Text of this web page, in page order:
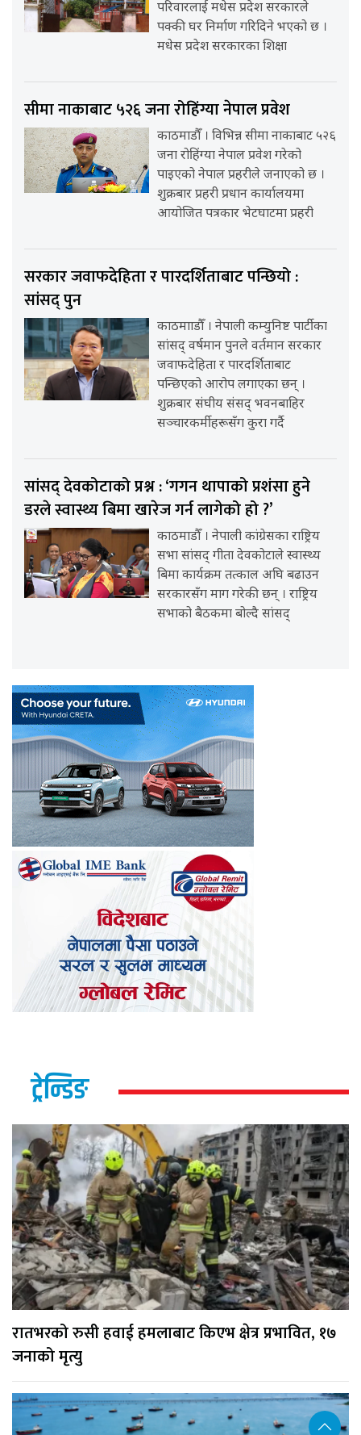
परिवारलाई मधेस प्रदेश सरकारले
पक्की घर निर्माण गरिदिने भएको छ ।
मधेस प्रदेश सरकारका शिक्षा
सीमा नाकाबाट ५२६ जना रोहिंग्या नेपाल प्रवेश
काठमाडौँ । विभिन्न सीमा नाकाबाट ५२६
जना रोहिंग्या नेपाल प्रवेश गरेको
पाइएको नेपाल प्रहरीले जनाएको छ ।
शुक्रबार प्रहरी प्रधान कार्यालयमा
आयोजित पत्रकार भेटघाटमा प्रहरी
सरकार जवाफदेहिता र पारदर्शिताबाट पन्छियो :
सांसद् पुन
काठमााडौँ । नेपाली कम्युनिष्ट पार्टीका
सांसद् वर्षमान पुनले वर्तमान सरकार
जवाफदेहिता र पारदर्शिताबाट
पन्छिएको आरोप लगाएका छन् ।
शुक्रबार संघीय संसद् भवनबाहिर
सञ्चारकर्मीहरूसँग कुरा गर्दै
सांसद् देवकोटाको प्रश्न : ‘गगन थापाको प्रशंसा हुने
डरले स्वास्थ्य बिमा खारेज गर्न लागेको हो ?’
काठमाडौँ । नेपाली कांग्रेसका राष्ट्रिय
सभा सांसद् गीता देवकोटाले स्वास्थ्य
बिमा कार्यक्रम तत्काल अघि बढाउन
सरकारसँग माग गरेकी छन् । राष्ट्रिय
सभाको बैठकमा बोल्दै सांसद्
ट्रेन्डिङ
रातभरको रुसी हवाई हमलाबाट किएभ क्षेत्र प्रभावित, १७
जनाको मृत्यु